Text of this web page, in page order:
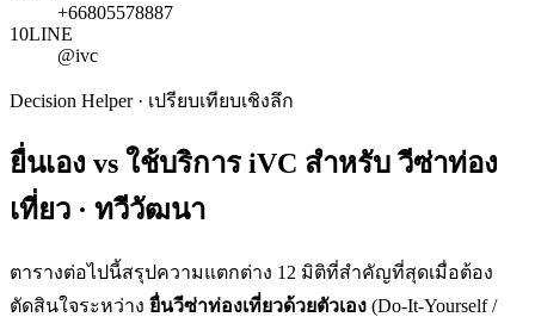
+66805578887
10LINE
@ivc
Decision Helper · เปรียบเทียบเชิงลึก
ยื่นเอง vs ใช้บริการ iVC สำหรับวีซ่าท่อง
เที่ยว · ทวีวัฒนา
ตารางต่อไปนี้สรุปความแตกต่าง 12 มิติที่สำคัญที่สุดเมื่อต้อง
ตัดสินใจระหว่าง ยื่นวีซ่าท่องเที่ยวด้วยตัวเอง (Do-It-Yourself /